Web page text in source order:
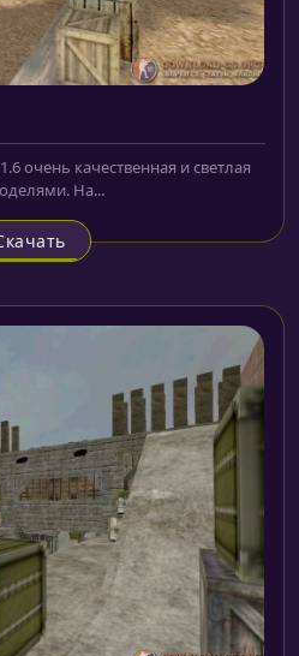
очень качественная и светлая
На...